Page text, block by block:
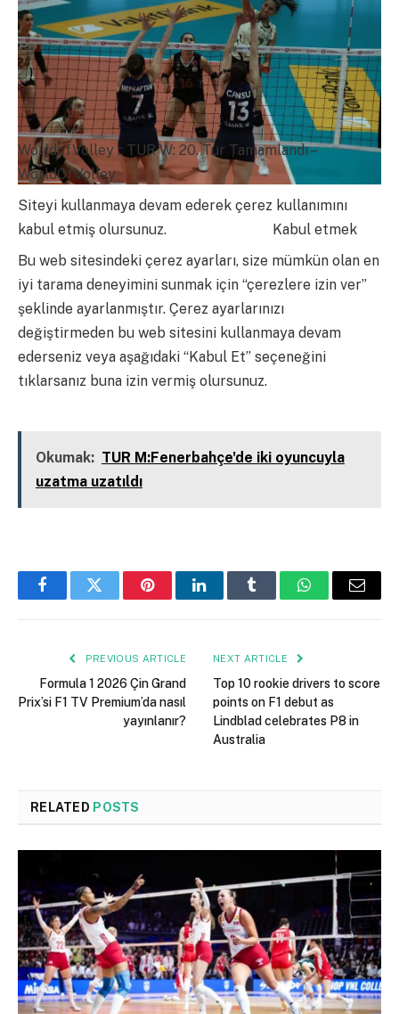
WorldofVolley :: TUR W: 20. Tur Tamamlandı –
WorldOfVolley
Siteyi kullanmaya devam ederek çerez kullanımını
kabul etmiş olursunuz.
Kabul etmek
Bu web sitesindeki çerez ayarları, size mümkün olan en
iyi tarama deneyimini sunmak için “çerezlere izin ver”
şeklinde ayarlanmıştır. Çerez ayarlarınızı
değiştirmeden bu web sitesini kullanmaya devam
ederseniz veya aşağıdaki “Kabul Et” seçeneğini
tıklarsanız buna izin vermiş olursunuz.
Okumak: TUR M:Fenerbahçe'de iki oyuncuyla
uzatma uzatıldı
FacebookTwitter PinterestLinkedInTumblr WhatsAppEmail
PREVIOUS ARTICLE
Formula 1 2026 Çin Grand
Prix’si F1 TV Premium’da nasıl
yayınlanır?
NEXT ARTICLE
Top 10 rookie drivers to score
points on F1 debut as
Lindblad celebrates P8 in
Australia
RELATED POSTS